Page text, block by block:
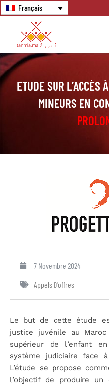
Français
ETUDE SUR L’ACCÈS
MINEURS EN
7 Novembre 2024
Appels D'offres
Le but de cette étude
justice juvénile au
supérieur de l’enfant
système judiciaire face
L’étude se propose
l’objectif de produire un